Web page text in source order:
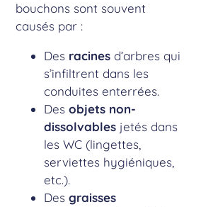
bouchons sont souvent
causés par :
Des racines d’arbres qui
s’infiltrent dans les
conduites enterrées.
Des objets non-
dissolvables jetés dans
les WC (lingettes,
serviettes hygiéniques,
etc.).
Des graisses